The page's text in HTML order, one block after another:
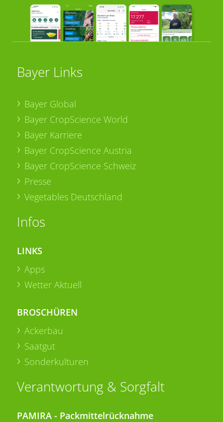
Bayer Links
Bayer Global
Bayer CropScience World
Bayer Karriere
Bayer CropScience Austria
Bayer CropScience Schweiz
Presse
Vegetables Deutschland
Infos
LINKS
Apps
Wetter Aktuell
BROSCHÜREN
Ackerbau
Saatgut
Sonderkulturen
Verantwortung & Sorgfalt
PAMIRA - Packmittelrücknahme